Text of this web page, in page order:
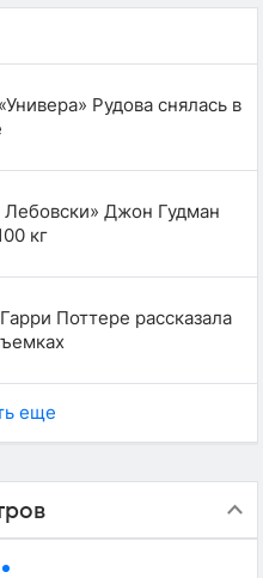
Рудова снялась в
Джон Гудман
кг
Поттере рассказала
еще